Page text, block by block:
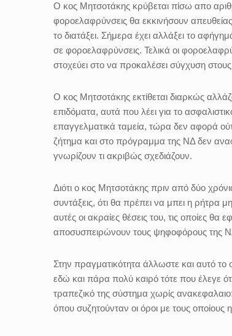
Ο κος Μητσοτάκης κρύβεται πίσω απο
φοροελαφρύνσεις θα εκκινήσουν
το διατάξει. Σήμερα έχει αλλάξει το
σε φοροελαφρύνσεις. Τελικά οι
στοχεύει στο να προκαλέσει σύγχυση
Ο κος Μητσοτάκης εκτίθεται διαρκώς
επιδόματα, αυτά που λέει για το
επαγγελματικά ταμεία, τώρα δεν αφορά
ζήτημα και στο πρόγραμμα της ΝΔ δεν
γνωρίζουν τι ακριβώς σχεδιάζουν.
Διότι ο κος Μητσοτάκης πριν από δύο
συντάξεις, ότι θα πρέπει να μπει η ρήτρα
αυτές οι ακραίες θέσεις του, τις οποίες θα
αποσυσπειρώνουν τους ψηφοφόρους της
Στην πραγματικότητα άλλωστε και αυτό το
εδώ και πάρα πολύ καιρό τότε που έλεγε
τραπεζικό της σύστημα χωρίς
όπου συζητούνταν οι όροι με τους